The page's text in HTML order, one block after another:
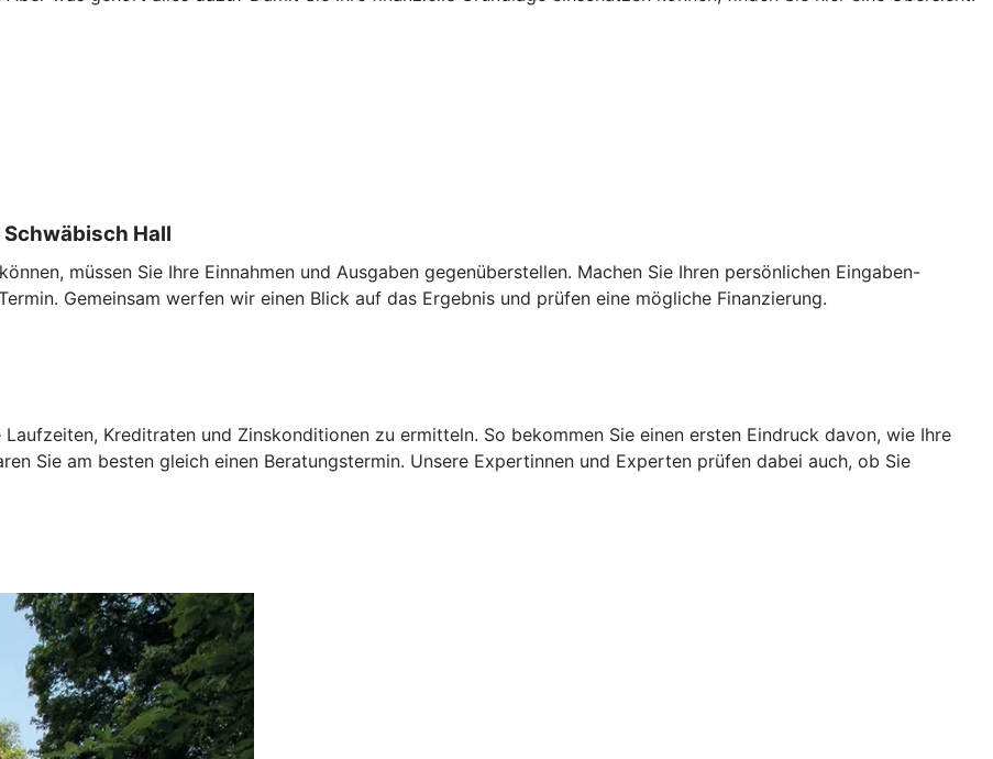
Hall
müssen Sie Ihre Einnahmen und Ausgaben gegenüberstellen. Machen Sie Ihren persönlichen Eingaben-
Gemeinsam werfen wir einen Blick auf das Ergebnis und prüfen eine mögliche Finanzierung.
Kreditraten und Zinskonditionen zu ermitteln. So bekommen Sie einen ersten Eindruck davon, wie Ihre
Sie am besten gleich einen Beratungstermin. Unsere Expertinnen und Experten prüfen dabei auch, ob Sie